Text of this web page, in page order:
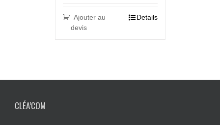
Ajouter au
devis
Details
CLÉA’COM